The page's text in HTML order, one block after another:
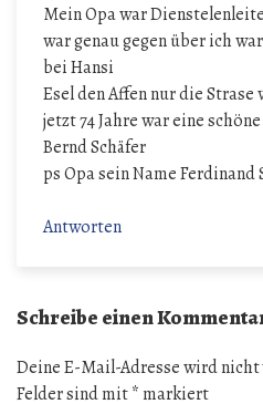
Mein Opa war
war genau gegen über ich
bei Hansi
Esel den Affen nur die
jetzt 74 Jahre war eine
Bernd Schäfer
ps Opa sein Name Ferdinand
Antworten
Schreibe einen
Deine E-Mail-Adresse wird
Felder sind mit* markiert